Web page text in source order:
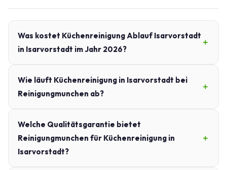
Was kostet Küchenreinigung Ablauf Isarvorstadt
in Isarvorstadt im Jahr 2026?
Wie läuft Küchenreinigung in Isarvorstadt bei
Reinigungmunchen ab?
Welche Qualitätsgarantie bietet
Reinigungmunchen für Küchenreinigung in
Isarvorstadt?